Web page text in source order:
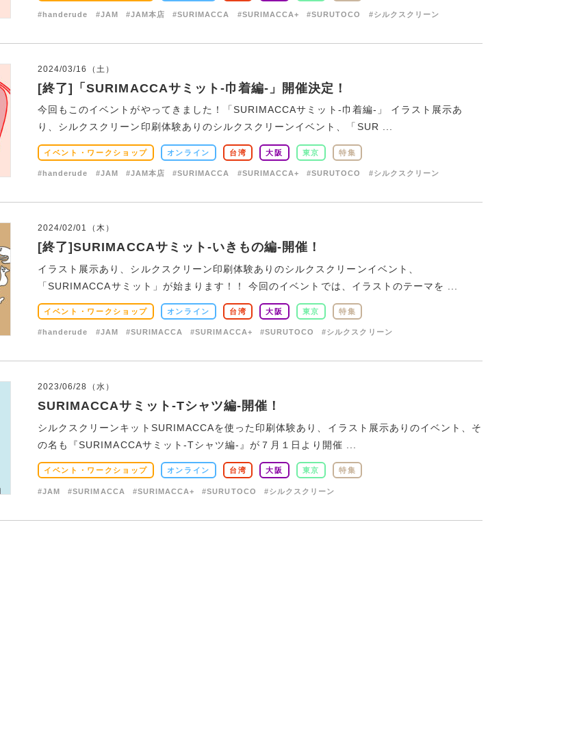
#handerude #JAM #JAM本店 #SURIMACCA #SURIMACCA+ #SURUTOCO #シルクスクリーン
2024/03/16（土）
[終了]「SURIMACCAサミット-巾着編-」開催決定！
今回もこのイベントがやってきました！「SURIMACCAサミット-巾着編-」 イラスト展示あ
り、シルクスクリーン印刷体験ありのシルクスクリーンイベント、「SUR ...
イベント・ワークショップ オンライン 台湾 大阪 東京 特集
#handerude #JAM #JAM本店 #SURIMACCA #SURIMACCA+ #SURUTOCO #シルクスクリーン
2024/02/01（木）
[終了]SURIMACCAサミット-いきもの編-開催！
イラスト展示あり、シルクスクリーン印刷体験ありのシルクスクリーンイベント、
「SURIMACCAサミット」が始まります！！ 今回のイベントでは、イラストのテーマを ...
イベント・ワークショップ オンライン 台湾 大阪 東京 特集
#handerude #JAM #SURIMACCA #SURIMACCA+ #SURUTOCO #シルクスクリーン
2023/06/28（水）
SURIMACCAサミット-Tシャツ編-開催！
シルクスクリーンキットSURIMACCAを使った印刷体験あり、イラスト展示ありのイベント、そ
の名も『SURIMACCAサミット-Tシャツ編-』が７月１日より開催 ...
イベント・ワークショップ オンライン 台湾 大阪 東京 特集
#JAM #SURIMACCA #SURIMACCA+ #SURUTOCO #シルクスクリーン